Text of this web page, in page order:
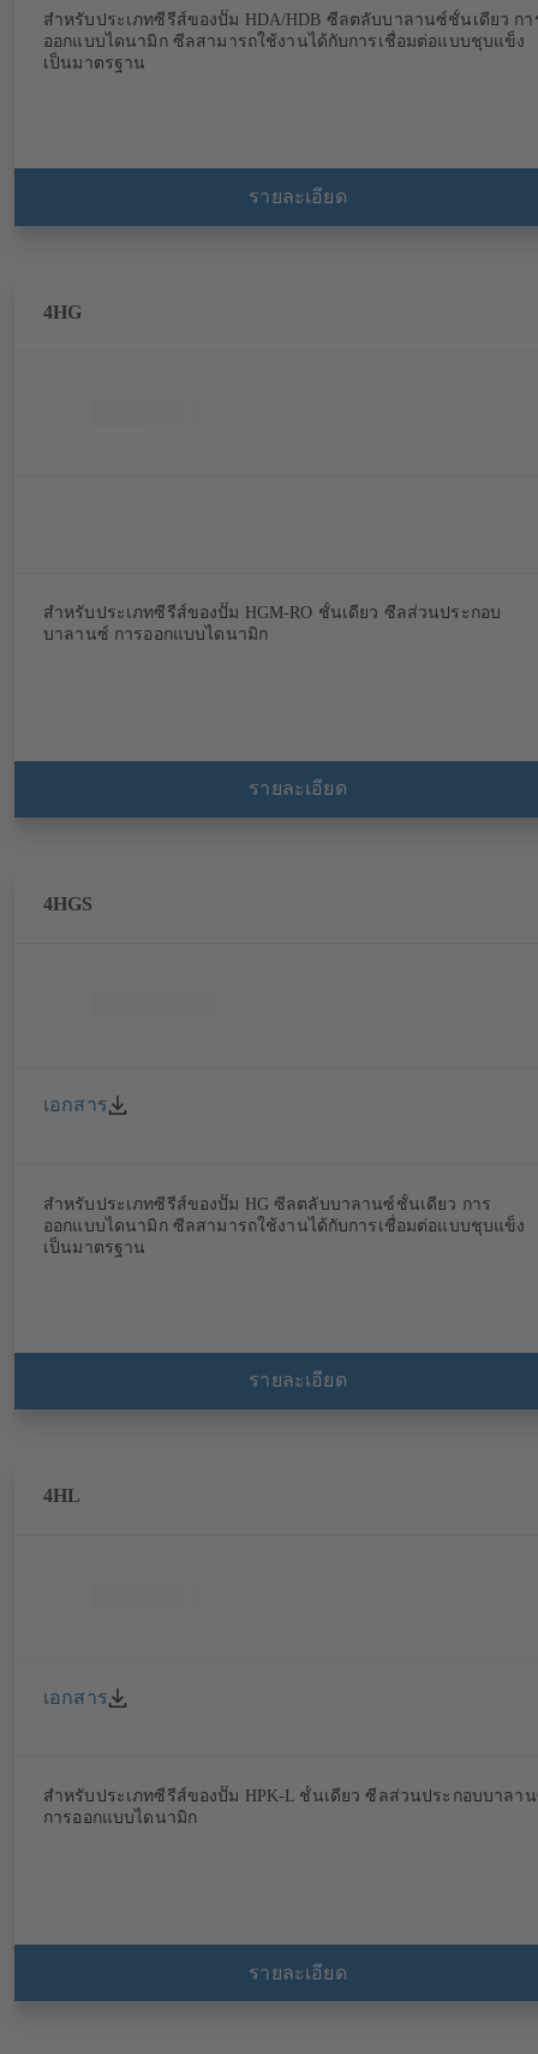
สำหรับประเภทซีรีส์ของปั๊ม HDA/HDB ซีลตลับบาลานซ์ชั้นเดียว กา
ออกแบบไดนามิก ซีลสามารถใช้งานได้กับการเชื่อมต่อแบบชุบแข็ง
เป็นมาตรฐาน
รายละเอียด
4HG
สำหรับประเภทซีรีส์ของปั๊ม HGM-RO ชั้นเดียว ซีลส่วนประกอบ
บาลานซ์ การออกแบบไดนามิก
รายละเอียด
4HGS
เอกสาร
สำหรับประเภทซีรีส์ของปั๊ม HG ซีลตลับบาลานซ์ชั้นเดียว การ
ออกแบบไดนามิก ซีลสามารถใช้งานได้กับการเชื่อมต่อแบบชุบแข็ง
เป็นมาตรฐาน
รายละเอียด
4HL
เอกสาร
สำหรับประเภทซีรีส์ของปั๊ม HPK-L ชั้นเดียว ซีลส่วนประกอบบาลา
การออกแบบไดนามิก
รายละเอียด